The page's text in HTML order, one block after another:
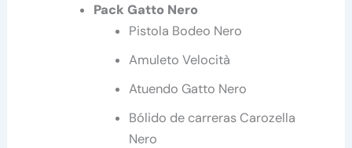
Pack Gatto Nero
Pistola Bodeo Nero
Amuleto Velocità
Atuendo Gatto Nero
Bólido de carreras Carozella
Nero